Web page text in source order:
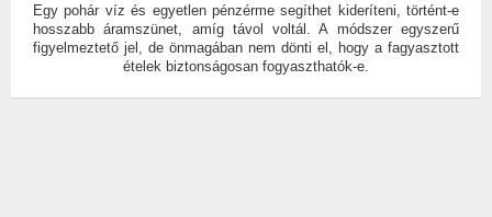
Egy pohár víz és egyetlen pénzérme segíthet kideríteni, történt-e
hosszabb áramszünet, amíg távol voltál. A módszer egyszerű
figyelmeztető jel, de önmagában nem dönti el, hogy a fagyasztott
ételek biztonságosan fogyaszthatók-e.